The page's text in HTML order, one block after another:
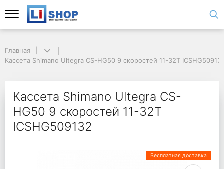
Главная
Кассета Shimano Ultegra CS-HG50 9 скоростей 11-32T
Кассета Shimano Ultegra CS-
HG50 9 скоростей 11-32T
ICSHG509132
Бесплатная доставка